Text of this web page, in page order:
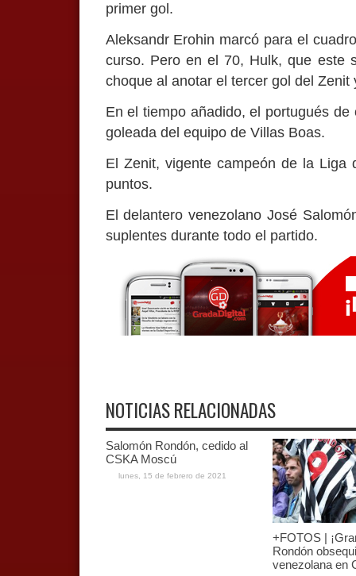
primer gol.
Aleksandr Erohin marcó para el
curso. Pero en el 70, Hulk, que este
choque al anotar el tercer gol del
En el tiempo añadido, el portugués
goleada del equipo de Villas Boas.
El Zenit, vigente campeón de la
puntos.
El delantero venezolano José
suplentes durante todo el partido.
NOTICIAS RELACIONADAS
Salomón Rondón, cedido al
CSKA Moscú
lunes, 15 de febrero de 2021
+FOTOS |
Rondón
venezolana en